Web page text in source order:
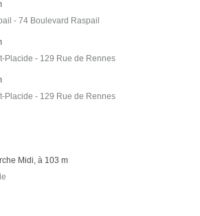
- 74 Boulevard Raspail
Placide - 129 Rue de Rennes
Placide - 129 Rue de Rennes
Midi, à 103 m